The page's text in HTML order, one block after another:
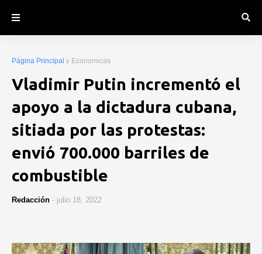
Página Principal Economicas
Vladimir Putin incrementó el
apoyo a la dictadura cubana,
sitiada por las protestas:
envió 700.000 barriles de
combustible
Redacción - julio 18, 2022